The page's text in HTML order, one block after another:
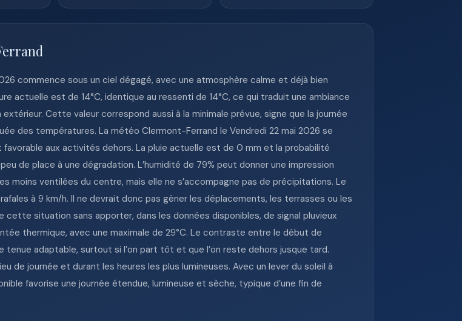
commence sous un ciel dégagé, avec une atmosphère calme et déjà bien
actuelle est de 14°C, identique au ressenti de 14°C, ce qui traduit une ambiance
Cette valeur correspond aussi à la minimale prévue, signe que la journée
des températures. La météo Clermont-Ferrand le Vendredi 22 mai 2026 se
aux activités dehors. La pluie actuelle est de 0 mm et la probabilité
de place à une dégradation. L’humidité de 79% peut donner une impression
moins ventilées du centre, mais elle ne s’accompagne pas de précipitations. Le
à 9 km/h. Il ne devrait donc pas gêner les déplacements, les terrasses ou les
cette situation sans apporter, dans les données disponibles, de signal pluvieux
thermique, avec une maximale de 29°C. Le contraste entre le début de
tenue adaptable, surtout si l’on part tôt et que l’on reste dehors jusque tard.
de journée et durant les heures les plus lumineuses. Avec un lever du soleil à
favorise une journée étendue, lumineuse et sèche, typique d’une fin de